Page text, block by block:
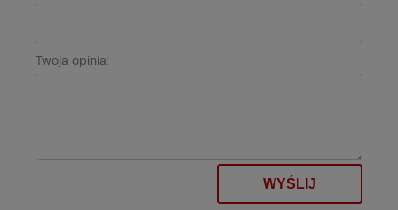
Twoja opinia:
WYŚLIJ